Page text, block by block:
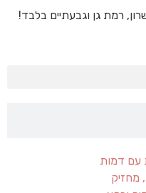
רמת גן וגבעתיים בלבד!